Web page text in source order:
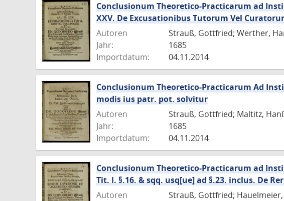
Conclusionum Theoretico-Practicarum ad
XXV. De Excusationibus Tutorum Vel
Autoren
Strauß, Gottfried; Werther,
Jahr:
1685
Importdatum:
04.11.2014
Conclusionum Theoretico-Practicarum Ad
modis ius patr. pot. solvitur
Autoren
Strauß, Gottfried; Maltitz,
Jahr:
1685
Importdatum:
04.11.2014
Conclusionum Theoretico-Practicarum ad
Tit. I. §.16. & sqq. usq[ue] ad §.23. inclus. De
Autoren
Strauß, Gottfried; Hauelmeier,